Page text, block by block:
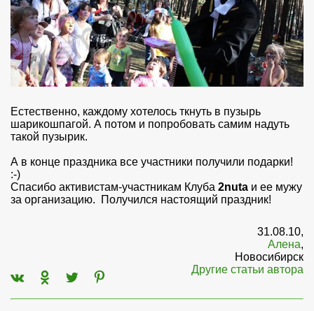
Естественно, каждому хотелось ткнуть в пузырь
шарикошпагой. А потом и попробовать самим надуть
такой пузырик.
А в конце праздника все участники получили подарки!
:-)
Спасибо активистам-участникам Клуба 2nuta и ее мужу
за организацию. Получился настоящий праздник!
31.08.10,
Алена,
Новосибирск
Другие статьи автора